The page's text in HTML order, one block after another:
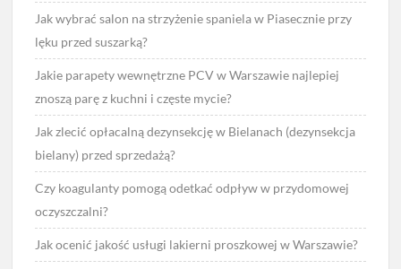
Jak wybrać salon na strzyżenie spaniela w Piasecznie przy
lęku przed suszarką?
Jakie parapety wewnętrzne PCV w Warszawie najlepiej
znoszą parę z kuchni i częste mycie?
Jak zlecić opłacalną dezynsekcję w Bielanach (dezynsekcja
bielany) przed sprzedażą?
Czy koagulanty pomogą odetkać odpływ w przydomowej
oczyszczalni?
Jak ocenić jakość usługi lakierni proszkowej w Warszawie?